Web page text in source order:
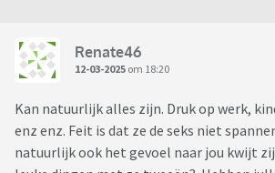
Renate46
12-03-2025 om 18:20
Kan natuurlijk alles zijn. Druk op werk,
enz enz. Feit is dat ze de seks niet
natuurlijk ook het gevoel naar jou kwijt